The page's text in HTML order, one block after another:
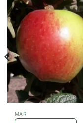
MAR